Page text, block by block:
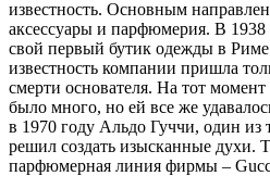
известность. Основным
аксессуары и парфюмерия. В 1938
свой первый бутик одежды в
известность компании пришла
смерти основателя. На тот
было много, но ей все же
в 1970 году Альдо Гуччи, один из
решил создать изысканные духи.
парфюмерная линия фирмы –